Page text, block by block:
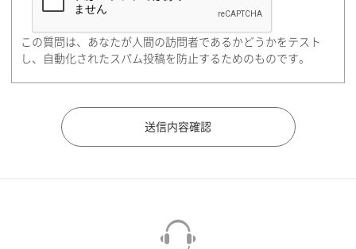
都道府県（勤務先）
この質問は、あなたが人間の訪問者であるかどうかをテスト
し、自動化されたスパム投稿を防止するためのものです。